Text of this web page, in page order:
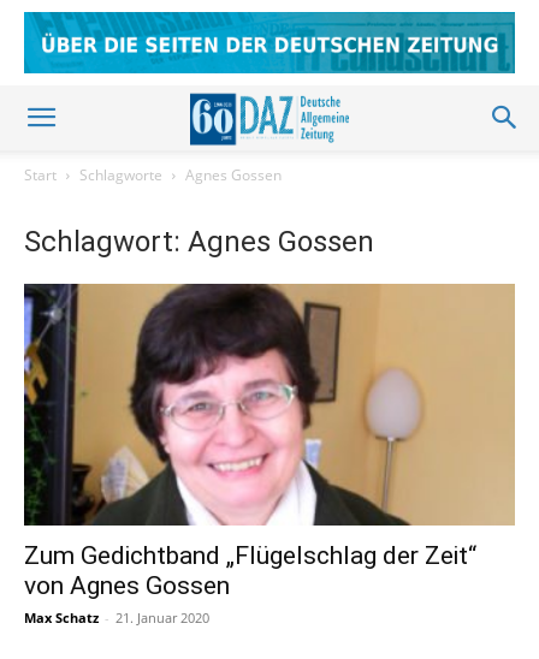
Start Schlagworte Agnes Gossen
Schlagwort: Agnes Gossen
Zum Gedichtband „Flügelschlag der Zeit“
von Agnes Gossen
Max Schatz - 21. Januar 2020